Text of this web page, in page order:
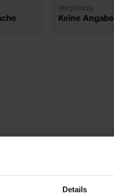
Details
Vergütung
Keine Angabe